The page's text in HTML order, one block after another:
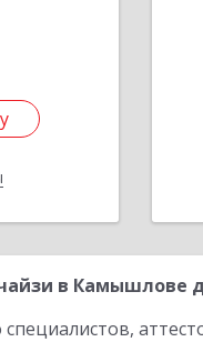
в Камышлове
специалистов,